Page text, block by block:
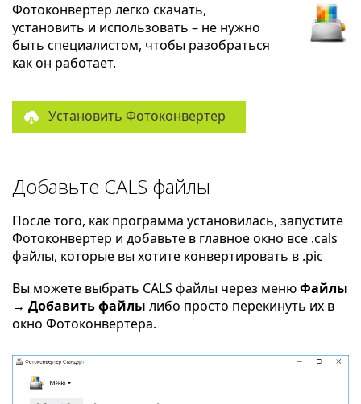
Фотоконвертер легко скачать,
установить и использовать – не нужно
быть специалистом, чтобы разобраться
как он работает.
Установить Фотоконвертер
Добавьте CALS файлы
После того, как программа установилась, запустите
Фотоконвертер и добавьте в главное окно все .cals
файлы, которые вы хотите конвертировать в .pic
Вы можете выбрать CALS файлы через менюФайлы
→ Добавить файлы либо просто перекинуть их в
окно Фотоконвертера.